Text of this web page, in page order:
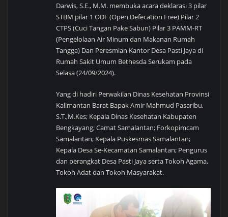
Darwis, S.E., M.M. membuka acara deklarasi 3 pilar
STBM pilar 1 ODF (Open Defecation Free) Pilar 2
CTPS (Cuci Tangan Pake Sabun) Pilar 3 PAMM-RT
(Pengelolaan Air Minum dan Makanan Rumah
Tangga) Dan Peresmian Kantor Desa Pasti Jaya di
Rumah Sakit Umum Bethesda Serukam pada
Selasa (24/09/2024).
Yang di hadiri Perwakilan Dinas Kesehatan Provinsi
Kalimantan Barat Bapak Amir Mahmud Pasaribu,
S.T.,M.Kes; Kepala Dinas Kesehatan Kabupaten
Bengkayang; Camat Samalantan; Forkopimcam
Samalantan; Kepala Puskesmas Samalantan;
Kepala Desa Se-Kecamatan Samalantan; Pengurus
dan perangkat Desa Pasti Jaya serta Tokoh Agama,
Tokoh Adat dan Tokoh Masyarakat.